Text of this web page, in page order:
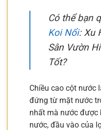
Có thể bạn
Koi Nổi: Xu
Sân Vườn
Tốt?
Chiều cao cột nước
đứng từ mặt nước
nhất mà nước được
nước, đầu vào của